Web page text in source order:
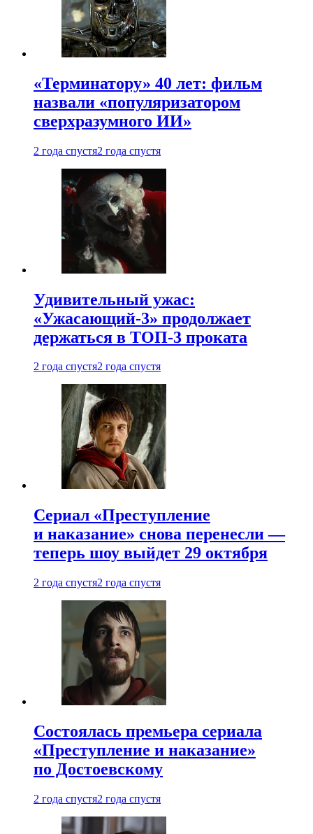
«Терминатору» 40 лет: фильм
назвали «популяризатором
сверхразумного ИИ»
2 года спустя2 года спустя
Удивительный ужас:
«Ужасающий-3» продолжает
держаться в ТОП-3 проката
2 года спустя2 года спустя
Сериал «Преступление
и наказание» снова перенесли —
теперь шоу выйдет 29 октября
2 года спустя2 года спустя
Состоялась премьера сериала
«Преступление и наказание»
по Достоевскому
2 года спустя2 года спустя